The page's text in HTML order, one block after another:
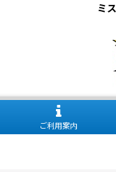
ミ
ご利用案内